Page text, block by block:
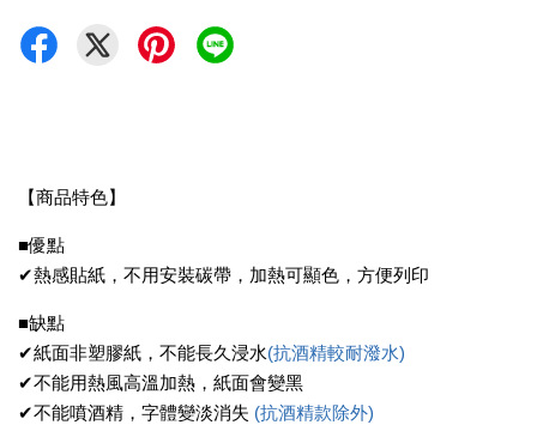
【商品特色】
■優點
✔熱感貼紙，不用安裝碳帶，加熱可顯色，方便列印
■缺點
✔紙面非塑膠紙，不能長久浸水(抗酒精較耐潑水)
✔不能用熱風高溫加熱，紙面會變黑
✔不能噴酒精，字體變淡消失 (抗酒精款除外)